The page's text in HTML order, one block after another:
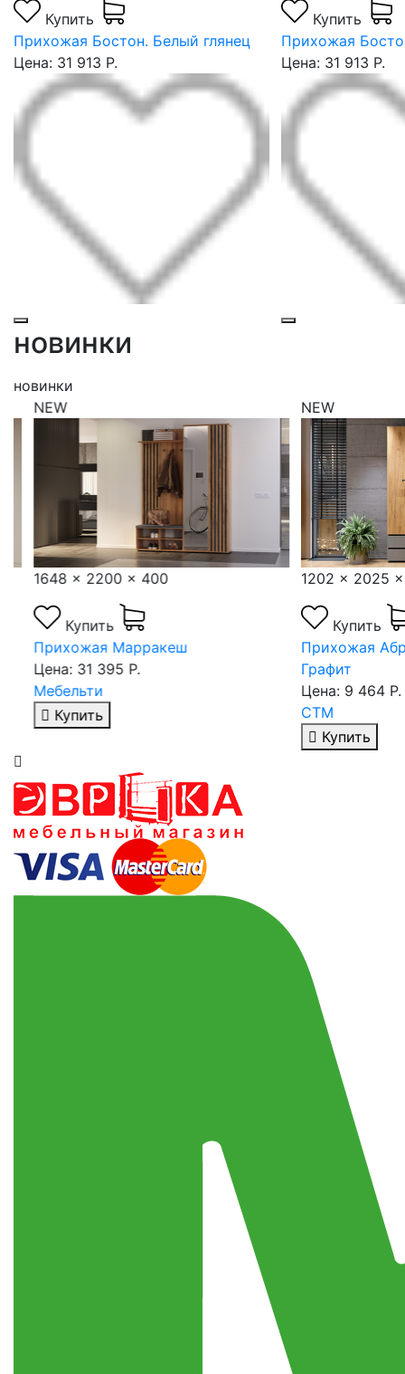
Купить
Прихожая Бостон. Белый глянец
Цена: 31 913 Р.
Купить
Прихожая
Цена: 31 913 Р.
новинки
новинки
NEW
1648 x 2200 x 400
Купить
Прихожая Марракеш
Цена: 31 395 Р.
Мебельти
Купить
NEW
1202 x 2025 x
Купить
Прихожая
Графит
Цена: 9 464 Р.
СТМ
Купить